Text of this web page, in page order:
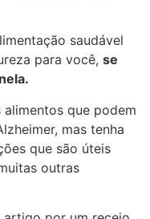
saudável
para você, se
que podem
mas tenha
que são úteis
outras